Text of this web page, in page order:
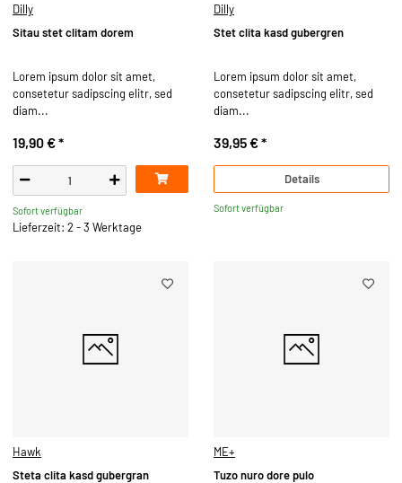
Dilly
Sitau stet clitam dorem
Lorem ipsum dolor sit amet,
consetetur sadipscing elitr, sed
diam...
19,90 €*
Sofort verfügbar
Lieferzeit: 2 - 3 Werktage
Dilly
Stet clita kasd gubergren
Lorem ipsum dolor sit amet,
consetetur sadipscing elitr, sed
diam...
39,95 €*
Details
Sofort verfügbar
Hawk
Steta clita kasd gubergran
ME+
Tuzo nuro dore pulo